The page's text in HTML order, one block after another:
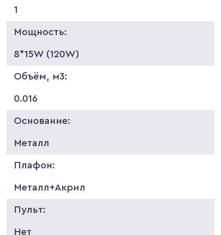
1
Мощность:
8*15W (120W)
Объём, м3:
0.016
Основание:
Металл
Плафон:
Металл+Акрил
Пульт:
Нет